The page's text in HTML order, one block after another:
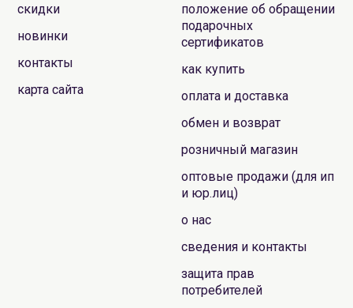
скидки
новинки
контакты
карта сайта
положение об обращении
подарочных
сертификатов
как купить
оплата и доставка
обмен и возврат
розничный магазин
оптовые продажи (для ип
и юр.лиц)
о нас
сведения и контакты
защита прав
потребителей